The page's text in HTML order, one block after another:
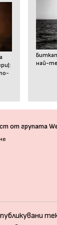
най-
от групата